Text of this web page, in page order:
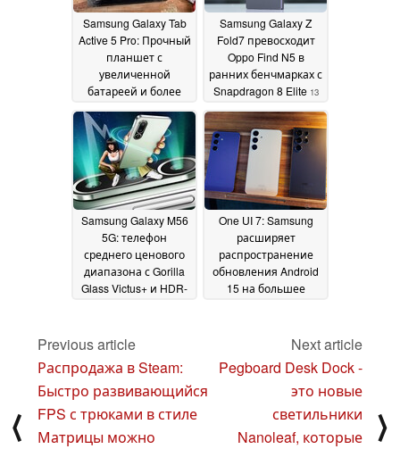
Samsung Galaxy Tab
Active 5 Pro: Прочный
планшет с
увеличенной
батареей и более
ярким дисплеем15
April 2025
Samsung Galaxy Z
Fold7 превосходит
Oppo Find N5 в
ранних бенчмарках с
Snapdragon 8 Elite 13
April 2025
Samsung Galaxy M56
5G: телефон
среднего ценового
диапазона с Gorilla
Glass Victus+ и HDR-
ближайшее время
One UI 7: Samsung
расширяет
распространение
обновления Android
15 на большее
⟨
Previous article
Распродажа в Steam:
Быстро развивающийся
FPS с трюками в стиле
Матрицы можно
Next article
Pegboard Desk Dock -
это новые
светильники
Nanoleaf, которые
⟩